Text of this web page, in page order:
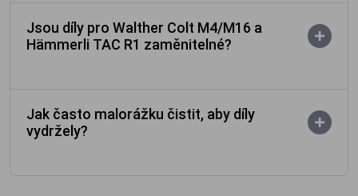
Jsou díly pro Walther Colt M4/M16 a
Hämmerli TAC R1 zaměnitelné?
Jak často malorážku čistit, aby díly
vydržely?